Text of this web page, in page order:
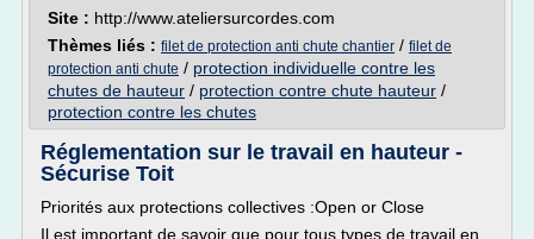
Site : http://www.ateliersurcordes.com
Thèmes liés : filet de protection anti chute chantier / filet de
protection anti chute / protection individuelle contre les
chutes de hauteur / protection contre chute hauteur /
protection contre les chutes
Réglementation sur le travail en hauteur -
Sécurise Toit
Priorités aux protections collectives :Open or Close
Il est important de savoir que pour tous types de travail en